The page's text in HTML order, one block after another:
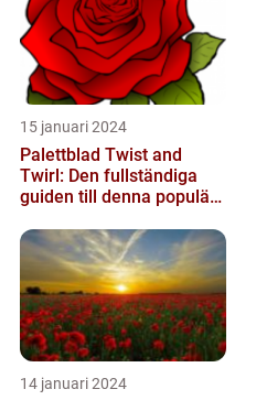
15 januari 2024
Palettblad Twist and
Twirl: Den fullständiga
guiden till denna populära
14 januari 2024